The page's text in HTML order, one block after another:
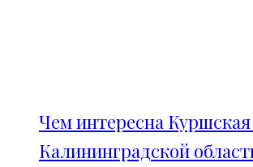
Чем интересна Куршская
Калининградской